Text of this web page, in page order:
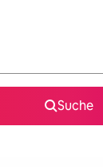
Suche